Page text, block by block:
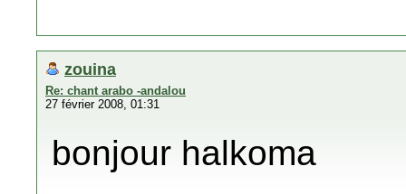
zouina
Re: chant arabo -andalou
27 février 2008, 01:31
bonjour halkoma